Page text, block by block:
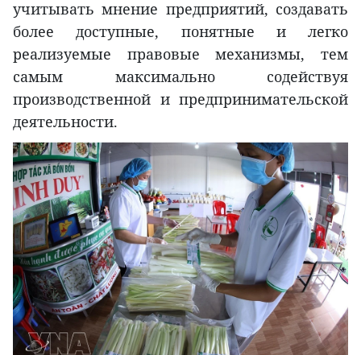
учитывать мнение предприятий, создавать
более доступные, понятные и легко
реализуемые правовые механизмы, тем
самым максимально содействуя
производственной и предпринимательской
деятельности.